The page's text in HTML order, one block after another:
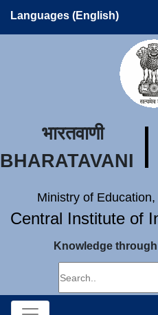
Languages (English)
भारतवाणी
BHARATAVANI
Ministry of
Central Institute of
Knowledge